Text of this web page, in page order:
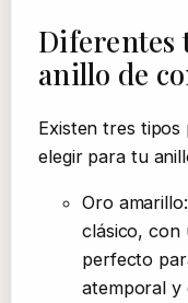
Diferentes
anillo de
Existen tres tipos
elegir para tu
Oro
clásico, con
perfecto
atemporal y